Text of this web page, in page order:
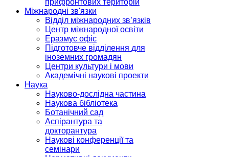
прифронтових територій
Міжнародні зв'язки
Відділ міжнародних зв’язків
Центр міжнародної освіти
Еразмус офіс
Підготовче відділення для
іноземних громадян
Центри культури і мови
Академічні наукові проекти
Наука
Науково-дослідна частина
Наукова бібліотека
Ботанічний сад
Аспірантура та
докторантура
Наукові конференції та
семінари